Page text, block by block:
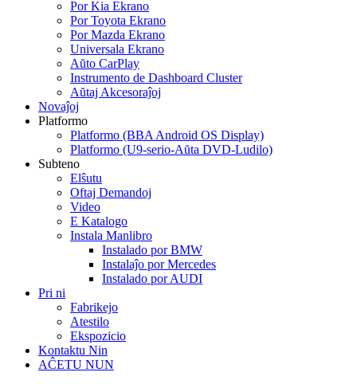
Por Kia Ekrano
Por Toyota Ekrano
Por Mazda Ekrano
Universala Ekrano
Aŭto CarPlay
Instrumento de Dashboard Cluster
Aŭtaj ​​Akcesoraĵoj
Novaĵoj
Platformo
Platformo (BBA Android OS Display)
Platformo (U9-serio-Aŭta DVD-Ludilo)
Subteno
Elŝutu
Oftaj Demandoj
Video
E Katalogo
Instala Manlibro
Instalado por BMW
Instalaĵo por Mercedes
Instalado por AUDI
Pri ni
Fabrikejo
Atestilo
Ekspozicio
Kontaktu Nin
AĈETU NUN